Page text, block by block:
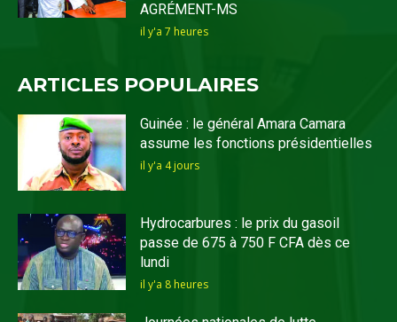
AGRÉMENT-MS
il y'a 7 heures
ARTICLES POPULAIRES
Guinée : le général Amara Camara
assume les fonctions présidentielles
il y'a 4 jours
Hydrocarbures : le prix du gasoil
passe de 675 à 750 F CFA dès ce
lundi
il y'a 8 heures